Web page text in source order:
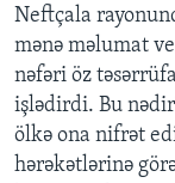
Neftçala
mənə məlumat
nəfəri öz
işlədirdi. Bu
ölkə ona nifrət
hərəkətlərinə